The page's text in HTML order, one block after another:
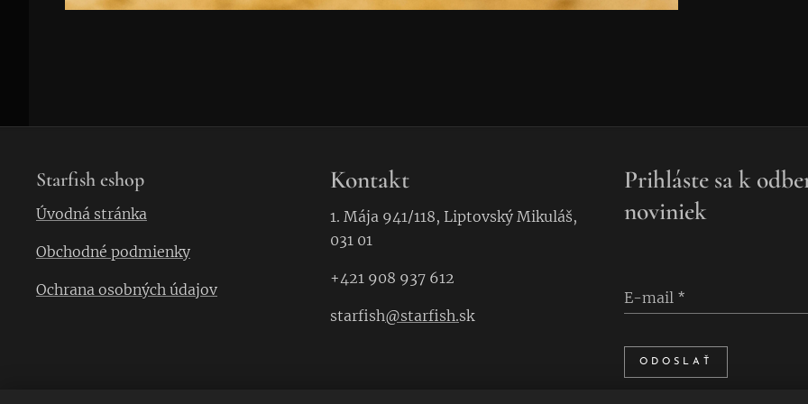
Starfish eshop
Úvodná stránka
Obchodné podmienky
Ochrana osobných údajov
Kontakt
1. Mája 941/118, Liptovský Mikuláš,
031 01
+421 908 937 612
starfish@starfish.sk
Prihláste sa k
noviniek
E-mail
ODOSLAŤ